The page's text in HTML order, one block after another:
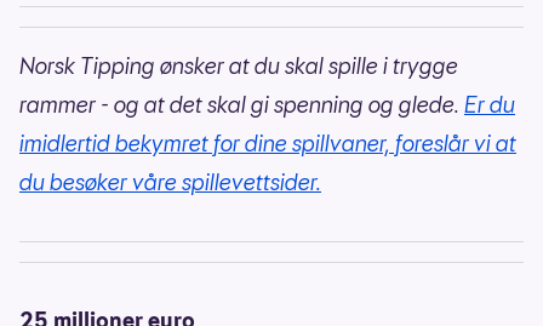
Norsk Tipping ønsker at du skal spille i trygge
rammer - og at det skal gi spenning og glede. Er du
imidlertid bekymret for dine spillvaner, foreslår vi at
du besøker våre spillevettsider.